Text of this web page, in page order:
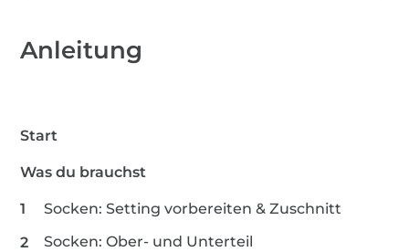
1 m Elastische Bänder
Anleitung
Start
Was du brauchst
Socken: Setting vorbereiten & Zuschnitt
Socken: Ober- und Unterteil